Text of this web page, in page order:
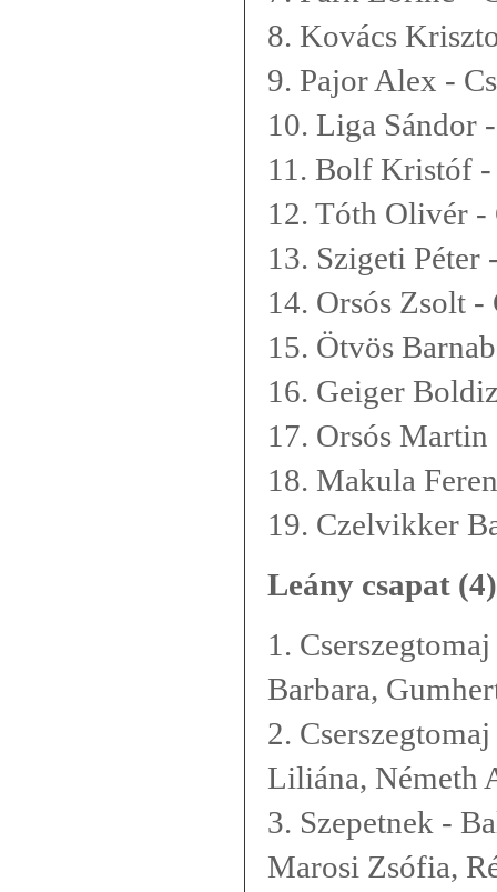
8. Kovács
9. Pajor Alex -
10. Liga Sándor
11. Bolf Kristóf -
12. Tóth Olivér -
13. Szigeti Péter
14. Orsós Zsolt -
15. Ötvös
16. Geiger
17. Orsós Martin
18. Makula
19. Czelvikker
Leány csapat (4)
1.
Barbara,
2.
Liliána, Németh
3. Szepetnek -
Marosi Zsófia,